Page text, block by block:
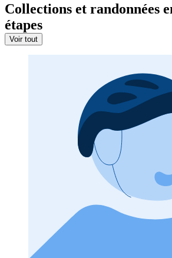
Collections et randonnées
étapes
Voir tout